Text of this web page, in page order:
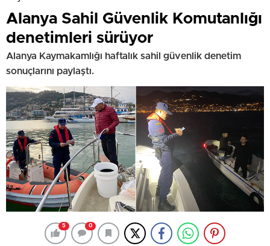
Alanya Sahil Güvenlik Komutanlığı
denetimleri sürüyor
Alanya Kaymakamlığı haftalık sahil güvenlik denetim
sonuçlarını paylaştı.
5 0